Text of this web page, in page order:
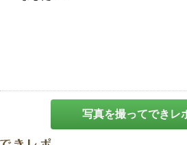
写真を撮ってできレ